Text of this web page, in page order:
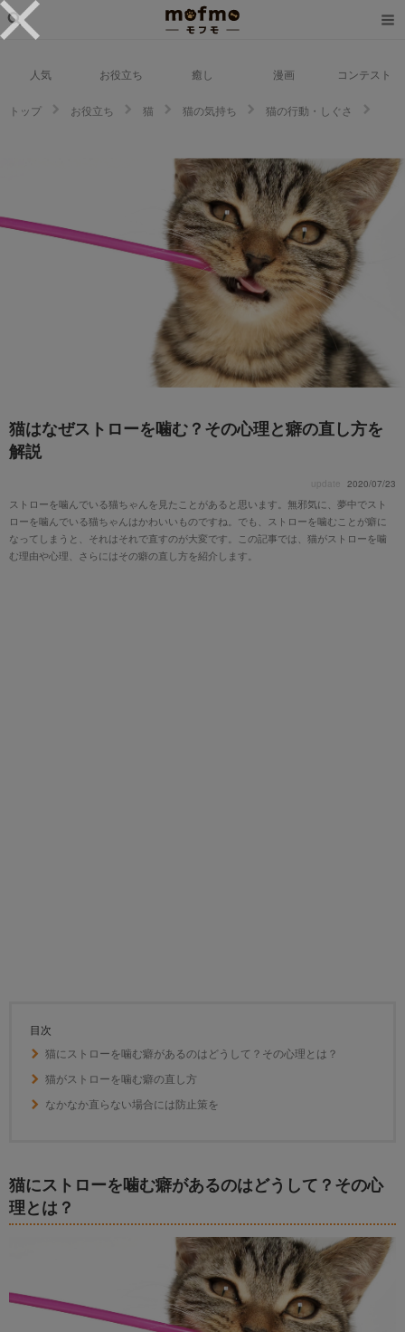
人気 お役立ち 癒し 漫画 コンテスト
トップ お役立ち 猫 猫の気持ち
猫の行動・しぐさ
猫はなぜストローを噛む？その心理と癖の直し方を
解説
update 2020/07/23
ストローを噛んでいる猫ちゃんを見たことがあると思います。無邪気に、夢中でスト
ローを噛んでいる猫ちゃんはかわいいものですね。でも、ストローを噛むことが癖に
なってしまうと、それはそれで直すのが大変です。この記事では、猫がストローを噛
む理由や心理、さらにはその癖の直し方を紹介します。
目次
猫にストローを噛む癖があるのはどうして？その心理とは？
猫がストローを噛む癖の直し方
なかなか直らない場合には防止策を
猫にストローを噛む癖があるのはどうして？その心
理とは？